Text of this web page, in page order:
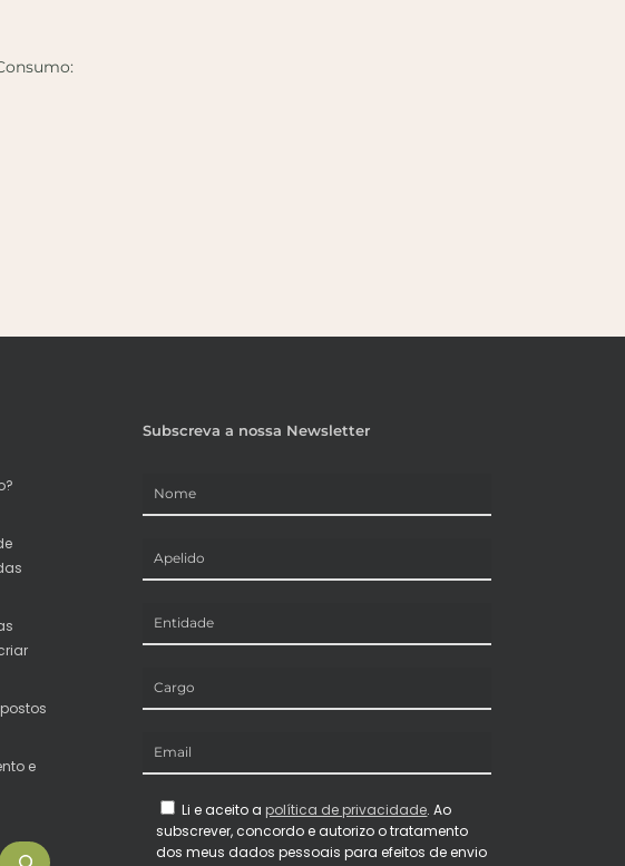
e
Subscreva a nossa Newsletter
Li e aceito a política de privacidade. Ao
subscrever, concordo e autorizo o tratamento
dos meus dados pessoais para efeitos de envio